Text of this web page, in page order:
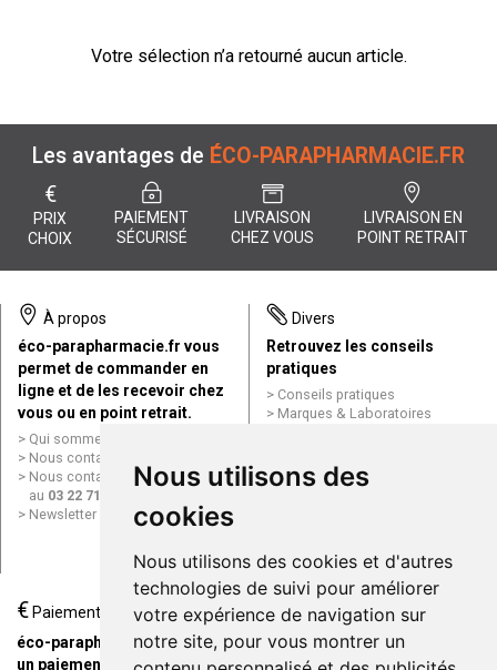
Nous utilisons des
cookies
Nous utilisons des cookies et d'autres
technologies de suivi pour améliorer
votre expérience de navigation sur
notre site, pour vous montrer un
Votre sélection n’a retourné aucun article.
Les avantages de ÉCO-PARAPHARMACIE.FR
€
PRIX
CHOIX
PAIEMENT
SÉCURISÉ
LIVRAISON
CHEZ VOUS
LIVRAISON EN
POINT RETRAIT
À propos
éco-parapharmacie.fr vous
permet de commander en
ligne et de les recevoir chez
vous ou en point retrait.
Qui sommes nous ?
Nous contacter par e-mail
Nous contacter par téléphone
au 03 22 71 64 10
Newsletter
Divers
Retrouvez les conseils
pratiques
Conseils pratiques
Marques & Laboratoires
Mentions légales
Données personnelles
ligne
€Paiement
éco-parapharmacie.fr offre
un paiement entièrement
Livraison / Point retrait
Commandez en ligne et
recevez votre commande